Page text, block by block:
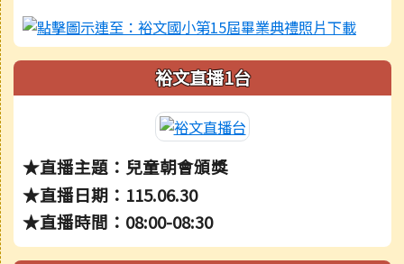
裕文直播1台
★直播主題：兒童朝會頒獎
★直播日期：115.06.30
★直播時間：08:00-08:30